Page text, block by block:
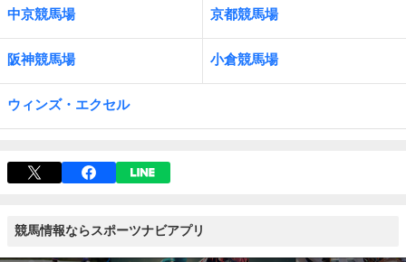
中京競馬場 京都競馬場
阪神競馬場 小倉競馬場
ウィンズ・エクセル
競馬情報ならスポーツナビアプリ